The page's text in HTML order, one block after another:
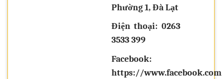
Phường 1, Đà Lạt
Điện thoại: 0263
3533 399
Facebook:
https://